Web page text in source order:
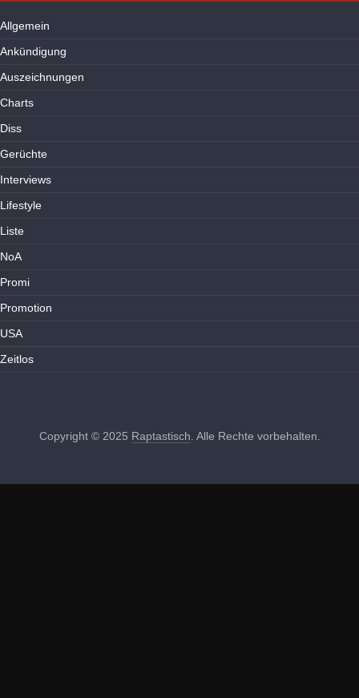
Allgemein
Ankündigung
Auszeichnungen
Charts
Diss
Gerüchte
Interviews
Lifestyle
Liste
NoA
Promi
Promotion
USA
Zeitlos
Copyright © 2025 Raptastisch. Alle Rechte vorbehalten.